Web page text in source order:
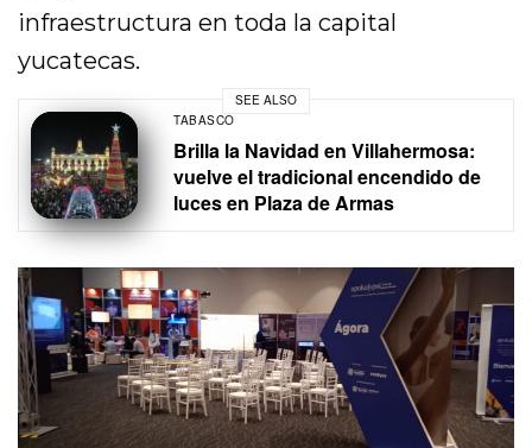
infraestructura en toda la capital
yucatecas.
SEE ALSO
TABASCO
Brilla la Navidad en Villahermosa:
vuelve el tradicional encendido de
luces en Plaza de Armas